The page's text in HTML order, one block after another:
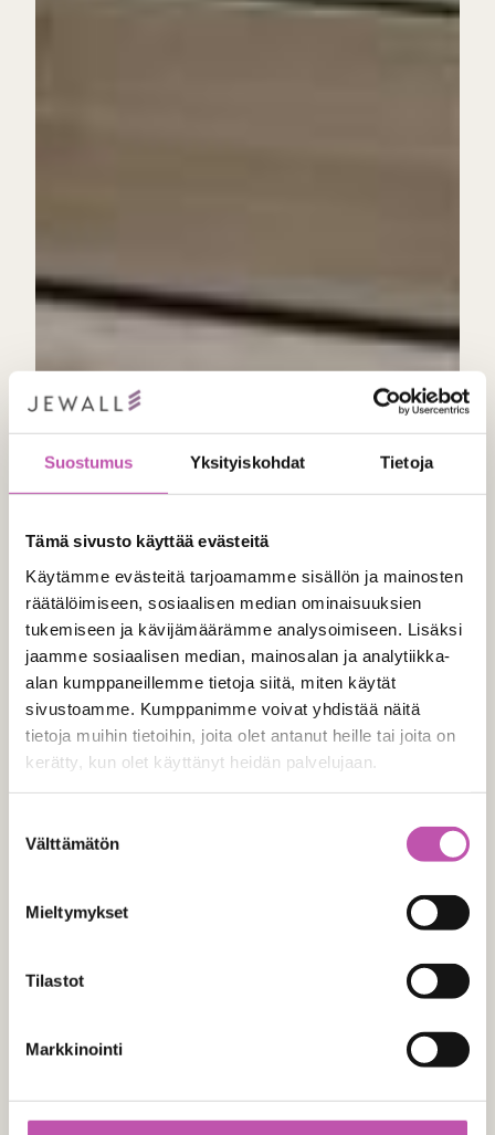
Suostumus Yksityiskohdat Tietoja
Tämä sivusto käyttää evästeitä
Käytämme evästeitä tarjoamamme sisällön ja mainosten
räätälöimiseen, sosiaalisen median ominaisuuksien
tukemiseen ja kävijämäärämme analysoimiseen. Lisäksi
jaamme sosiaalisen median, mainosalan ja analytiikka-
alan kumppaneillemme tietoja siitä, miten käytät
sivustoamme. Kumppanimme voivat yhdistää näitä
tietoja muihin tietoihin, joita olet antanut heille tai joita on
kerätty, kun olet käyttänyt heidän palvelujaan.
valinta
Välttämätön
Mieltymykset
Tilastot
Markkinointi
Muutos kohti
toimivampia tiloja
Kun apteekkari Anne Kiviniemi sai uuden apteekkiluvan
ja mielessä pyöriä eri vaihtoehtoja miten tehdä
Sodankylän apteekista entistäkin parempi.
loistavalla paikalla kylän keskustassa,
ahtaat ja eivätkä vastanneet enää
tämän päivän tarpeita. Oli siis tarve